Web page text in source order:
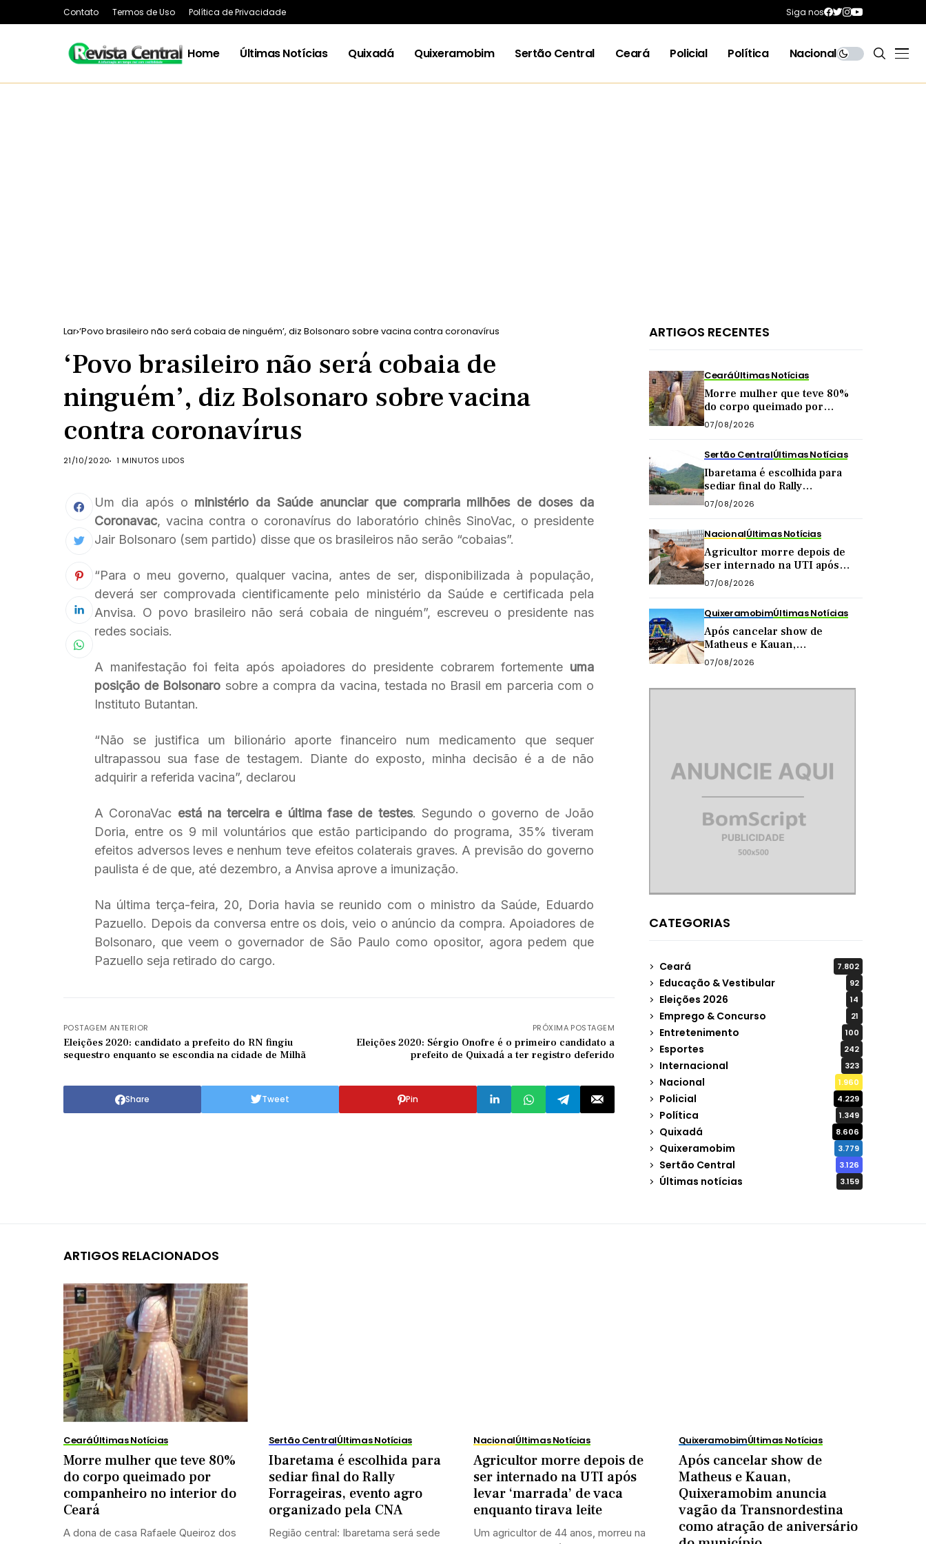
Contato Termos de Uso Política de Privacidade Siga nos
Home Últimas Notícias Quixadá Quixeramobim Sertão Central Ceará Policial Política Nacional
Lar ‘Povo brasileiro não será cobaia de ninguém’, diz Bolsonaro sobre vacina contra coronavírus
‘Povo brasileiro não será cobaia de
ninguém’, diz Bolsonaro sobre vacina
contra coronavírus
21/10/2020 1 MINUTOS LIDOS
Um dia após o ministério da Saúde anunciar que compraria milhões de doses da
Coronavac, vacina contra o coronavírus do laboratório chinês SinoVac, o presidente
Jair Bolsonaro (sem partido) disse que os brasileiros não serão “cobaias”.
“Para o meu governo, qualquer vacina, antes de ser, disponibilizada à população,
deverá ser comprovada cientificamente pelo ministério da Saúde e certificada pela
Anvisa. O povo brasileiro não será cobaia de ninguém”, escreveu o presidente nas
redes sociais.
A manifestação foi feita após apoiadores do presidente cobrarem fortemente uma
posição de Bolsonaro sobre a compra da vacina, testada no Brasil em parceria com o
Instituto Butantan.
“Não se justifica um bilionário aporte financeiro num medicamento que sequer
ultrapassou sua fase de testagem. Diante do exposto, minha decisão é a de não
adquirir a referida vacina”, declarou
A CoronaVac está na terceira e última fase de testes. Segundo o governo de João
Doria, entre os 9 mil voluntários que estão participando do programa, 35% tiveram
efeitos adversos leves e nenhum teve efeitos colaterais graves. A previsão do governo
paulista é de que, até dezembro, a Anvisa aprove a imunização.
Na última terça-feira, 20, Doria havia se reunido com o ministro da Saúde, Eduardo
Pazuello. Depois da conversa entre os dois, veio o anúncio da compra. Apoiadores de
Bolsonaro, que veem o governador de São Paulo como opositor, agora pedem que
Pazuello seja retirado do cargo.
POSTAGEM ANTERIOR
Eleições 2020: candidato a prefeito do RN fingiu
sequestro enquanto se escondia na cidade de Milhã
PRÓXIMA POSTAGEM
Eleições 2020: Sérgio Onofre é o primeiro candidato a
prefeito de Quixadá a ter registro deferido
Share Tweet Pin
ARTIGOS RECENTES
CearáÚltimas Notícias
Morre mulher que teve 80%
do corpo queimado por
companheiro no interior do
Ceará
07/08/2026
Sertão CentralÚltimas Notícias
Ibaretama é escolhida para
sediar final do Rally
Forrageiras, evento agro
organizado pela CNA
07/08/2026
NacionalÚltimas Notícias
Agricultor morre depois de
ser internado na UTI após
levar ‘marrada’ de vaca
enquanto tirava leite
07/08/2026
QuixeramobimÚltimas Notícias
Após cancelar show de
Matheus e Kauan,
Quixeramobim anuncia vagão
da Transnordestina como
07/08/2026
CATEGORIAS
Ceará 7.802
Educação & Vestibular 92
Eleições 2026 14
Emprego & Concurso 21
Entretenimento 100
Esportes 242
Internacional 323
Nacional 1.960
Policial 4.229
Política 1.349
Quixadá 8.606
Quixeramobim 3.779
Sertão Central 3.126
Últimas notícias 3.159
ARTIGOS RELACIONADOS
CearáÚltimas Notícias
Morre mulher que teve 80%
do corpo queimado por
companheiro no interior do
Ceará
A dona de casa Rafaele Queiroz dos
Sertão CentralÚltimas Notícias
Ibaretama é escolhida para
sediar final do Rally
Forrageiras, evento agro
organizado pela CNA
Região central: Ibaretama será sede
NacionalÚltimas Notícias
Agricultor morre depois de
ser internado na UTI após
levar ‘marrada’ de vaca
enquanto tirava leite
Um agricultor de 44 anos, morreu na
QuixeramobimÚltimas Notícias
Após cancelar show de
Matheus e Kauan,
Quixeramobim anuncia
vagão da Transnordestina
como atração de aniversário